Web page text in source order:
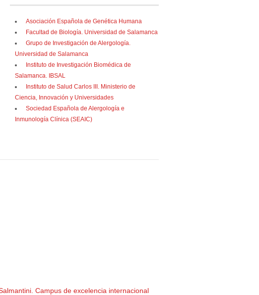
Asociación Española de Genética Humana
Facultad de Biología. Universidad de Salamanca
Grupo de Investigación de Alergología.
Universidad de Salamanca
Instituto de Investigación Biomédica de
Salamanca. IBSAL
Instituto de Salud Carlos III. Ministerio de
Ciencia, Innovación y Universidades
Sociedad Española de Alergología e
Inmunología Clínica (SEAIC)